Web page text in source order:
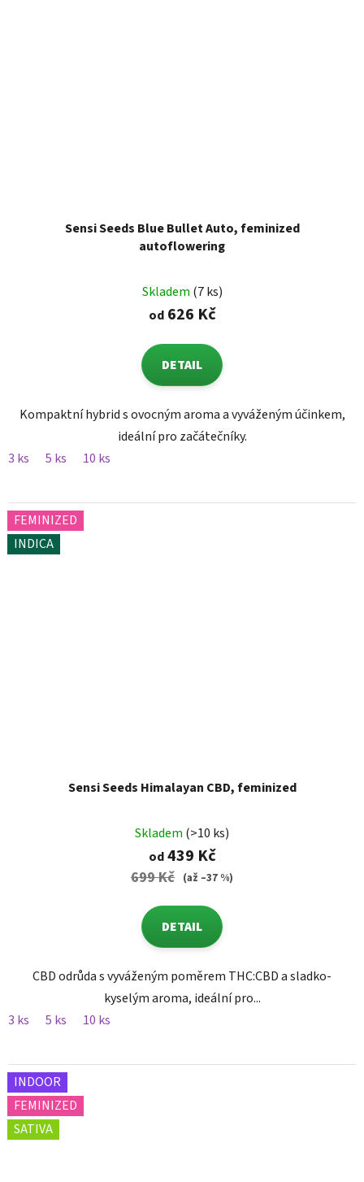
Sensi Seeds Blue Bullet Auto, feminized
autoflowering
Skladem (7 ks)
od626 Kč
DETAIL
Kompaktní hybrid s ovocným aroma a vyváženým účinkem,
ideální pro začátečníky.
3 ks
5 ks 10 ks
FEMINIZED
INDICA
Sensi Seeds Himalayan CBD, feminized
Skladem (>10 ks)
od439 Kč
699 Kč (až –37 %)
DETAIL
CBD odrůda s vyváženým poměrem THC:CBD a sladko-
kyselým aroma, ideální pro...
3 ks
5 ks 10 ks
INDOOR
FEMINIZED
SATIVA